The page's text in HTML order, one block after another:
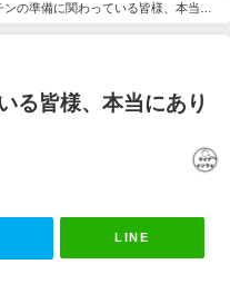
ンの準備に関わっている皆様、本当に
る皆様、本当にあり
LINE